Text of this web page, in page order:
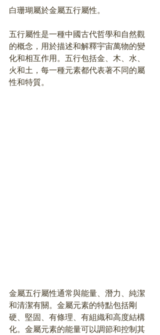
白珊瑚屬於金屬五行屬性。
五行屬性是一種中國古代哲學和自然觀
的概念，用於描述和解釋宇宙萬物的變
化和相互作用。五行包括金、木、水、
火和土，每一種元素都代表著不同的屬
性和特質。
金屬五行屬性通常與能量、潛力、純潔
和清潔有關。金屬元素的特點包括剛
硬、堅固、有條理、有組織和高度結構
化。金屬元素的能量可以調節和控制其